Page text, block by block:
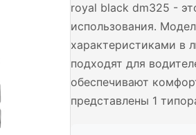
royal black dm325 -
использования.
характеристиками в
подходят для
обеспечивают
представлены 1